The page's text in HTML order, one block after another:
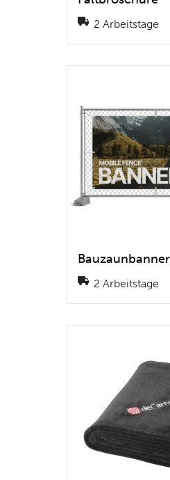
2 Arbeitstage
Bauzaunbanner
2 Arbeitstage